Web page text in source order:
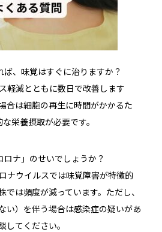
ば、味覚はすぐに治りますか？
軽減とともに数日で改善します
合は細胞の再生に時間がかかるた
栄養摂取が必要です。
ロナ」のせいでしょうか？
ナウイルスでは味覚障害が特徴的
は頻度が減っています。ただし、
い）を伴う場合は感染症の疑いがあ
してください。